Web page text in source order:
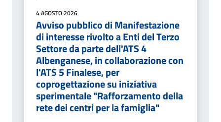
4 AGOSTO 2026
Avviso pubblico di Manifestazione
di interesse rivolto a Enti del Terzo
Settore da parte dell'ATS 4
Albenganese, in collaborazione con
l'ATS 5 Finalese, per
coprogettazione su iniziativa
sperimentale "Rafforzamento della
rete dei centri per la famiglia"